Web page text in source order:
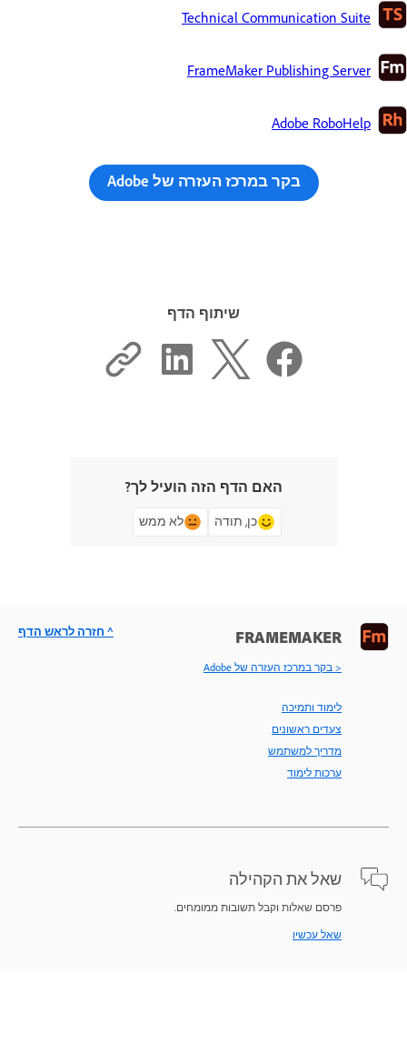
Technical Communication Suite
FrameMaker Publishing Server
Adobe RoboHelp
בקר במרכז העזרה של Adobe
שיתוף הדף
האם הדף הזה הועיל לך?
כן, תודה לא ממש
FRAMEMAKER
< בקר במרכז העזרה של Adobe
לימוד ותמיכה
צעדים ראשונים
מדריך למשתמש
ערכות לימוד
שאל את הקהילה
פרסם שאלות וקבל תשובות ממומחים.
שאל עכשיו
^ חזרה לראש הדף